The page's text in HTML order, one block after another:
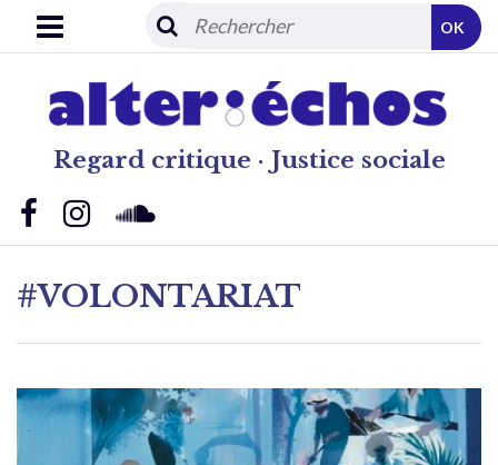
Regard critique · Justice sociale
OK
#VOLONTARIAT